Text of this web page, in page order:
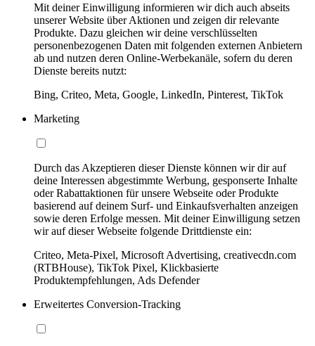
Mit deiner Einwilligung informieren wir dich auch abseits
unserer Website über Aktionen und zeigen dir relevante
Produkte. Dazu gleichen wir deine verschlüsselten
personenbezogenen Daten mit folgenden externen Anbietern
ab und nutzen deren Online-Werbekanäle, sofern du deren
Dienste bereits nutzt:
Bing, Criteo, Meta, Google, LinkedIn, Pinterest, TikTok
Marketing
Durch das Akzeptieren dieser Dienste können wir dir auf
deine Interessen abgestimmte Werbung, gesponserte Inhalte
oder Rabattaktionen für unsere Webseite oder Produkte
basierend auf deinem Surf- und Einkaufsverhalten anzeigen
sowie deren Erfolge messen. Mit deiner Einwilligung setzen
wir auf dieser Webseite folgende Drittdienste ein:
Criteo, Meta-Pixel, Microsoft Advertising, creativecdn.com
(RTBHouse), TikTok Pixel, Klickbasierte
Produktempfehlungen, Ads Defender
Erweitertes Conversion-Tracking